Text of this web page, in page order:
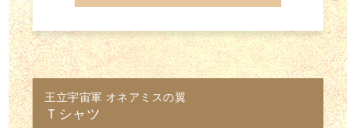
王立宇宙軍 オネアミスの翼
Ｔシャツ